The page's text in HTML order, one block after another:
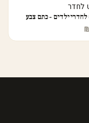
לחדר
ילדים - כתם צבע